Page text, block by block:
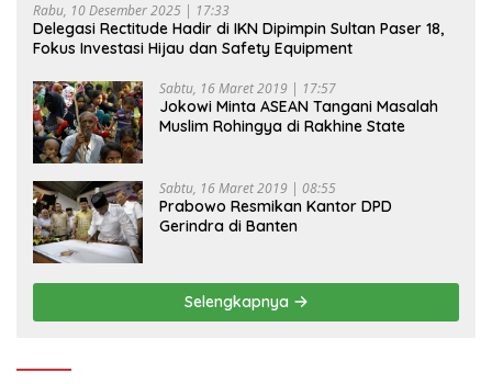
Rabu, 10 Desember 2025 | 17:33
Delegasi Rectitude Hadir di IKN Dipimpin Sultan Paser 18,
Fokus Investasi Hijau dan Safety Equipment
Sabtu, 16 Maret 2019 | 17:57
Jokowi Minta ASEAN Tangani Masalah
Muslim Rohingya di Rakhine State
Sabtu, 16 Maret 2019 | 08:55
Prabowo Resmikan Kantor DPD
Gerindra di Banten
Selengkapnya